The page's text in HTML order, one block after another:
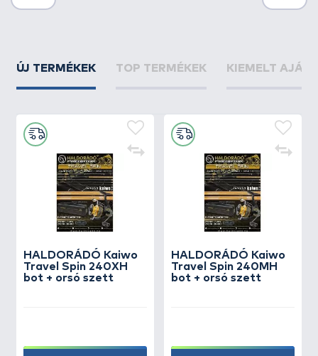
ÚJ TERMÉKEK TOP TERMÉKEK KIEMELT
HALDORÁDÓ Kaiwo
Travel Spin 240XH
bot + orsó szett
HALDORÁDÓ Kaiwo
Travel Spin 240MH
bot + orsó szett